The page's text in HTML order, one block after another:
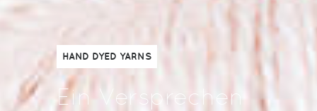
HAND DYED YARNS
Ein Versprechen